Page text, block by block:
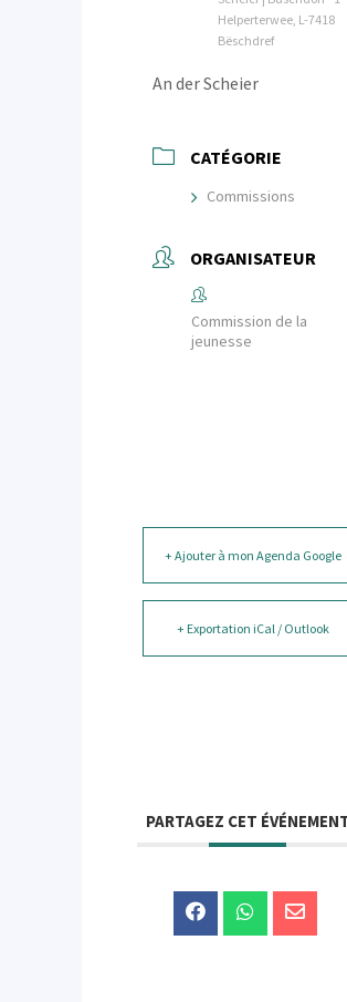
Helperterwee, L-7418
Bëschdref
An der Scheier
CATÉGORIE
Commissions
ORGANISATEUR
Commission de la
jeunesse
+ Ajouter à mon Agenda Google
+ Exportation iCal / Outlook
PARTAGEZ CET